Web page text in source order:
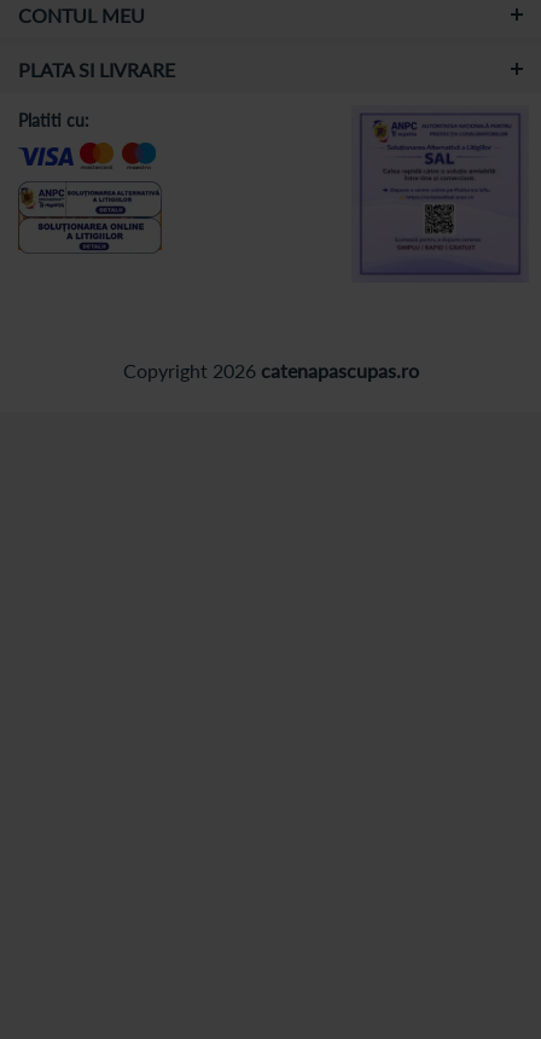
CONTUL MEU
PLATA SI LIVRARE
Copyright 2026 catenapascupas.ro
Platiti cu: